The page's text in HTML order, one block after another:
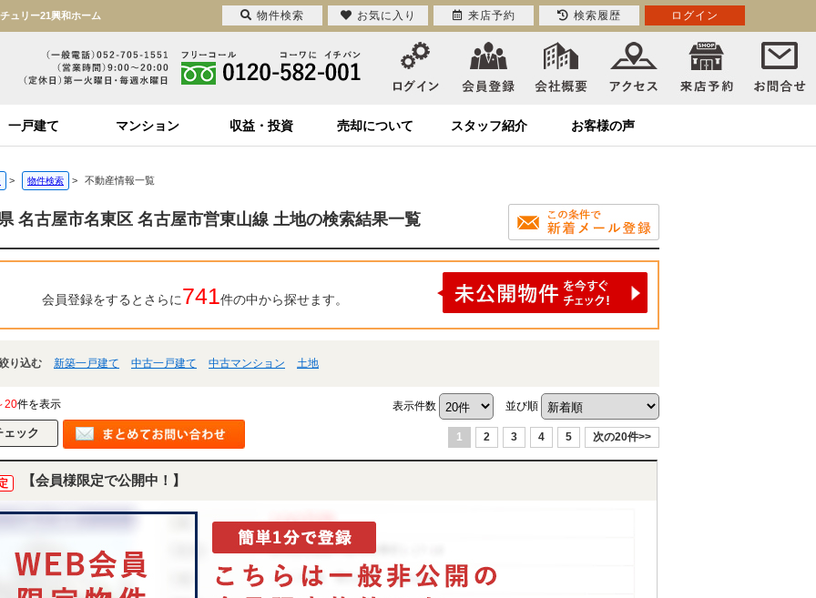
ュリー21興和ホーム
一戸建て マンション 収益・投資 売却について スタッフ紹介 お客様の声
> 物件検索 > 不動産情報一覧
名古屋市名東区 名古屋市営東山線 土地の検索結果一覧
会員登録をするとさらに741件の中から探せます。
り込む 新築一戸建て 中古一戸建て 中古マンション 土地
20件を表示 表示件数 並び順
1 2 3 4 5 次の20件>>
【会員様限定で公開中！】
物件検索 お気に入り 来店予約 検索履歴 ログイン